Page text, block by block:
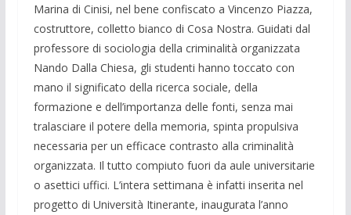
Marina di Cinisi, nel bene confiscato a Vincenzo Piazza,
costruttore, colletto bianco di Cosa Nostra. Guidati dal
professore di sociologia della criminalità organizzata
Nando Dalla Chiesa, gli studenti hanno toccato con
mano il significato della ricerca sociale, della
formazione e dell’importanza delle fonti, senza mai
tralasciare il potere della memoria, spinta propulsiva
necessaria per un efficace contrasto alla criminalità
organizzata. Il tutto compiuto fuori da aule universitarie
o asettici uffici. L’intera settimana è infatti inserita nel
progetto di Università Itinerante, inaugurata l’anno